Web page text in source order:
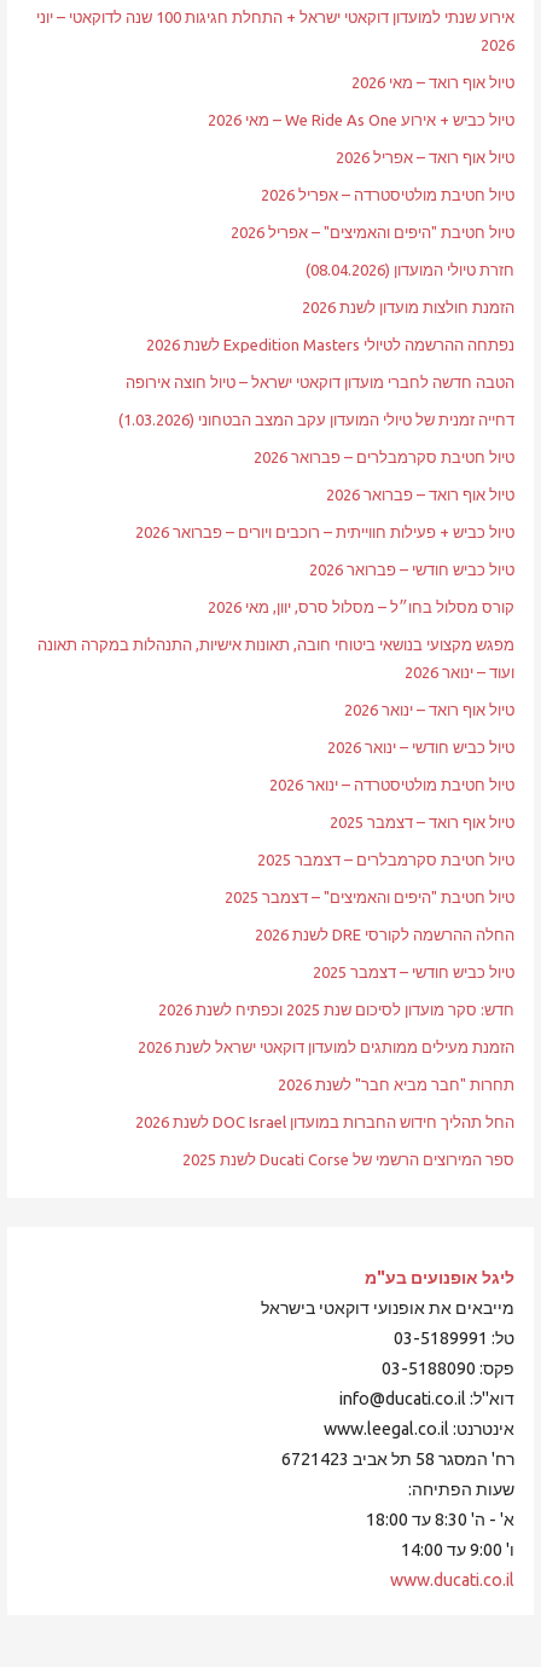
אירוע שנתי למועדון דוקאטי ישראל + התחלת חגיגות 100 שנה לדוקאטי – יוני
2026
טיול אוף רואד – מאי 2026
טיול כביש + אירוע We Ride As One – מאי 2026
טיול אוף רואד – אפריל 2026
טיול חטיבת מולטיסטרדה – אפריל 2026
טיול חטיבת "היפים והאמיצים" – אפריל 2026
חזרת טיולי המועדון (08.04.2026)
הזמנת חולצות מועדון לשנת 2026
נפתחה ההרשמה לטיולי Expedition Masters לשנת 2026
הטבה חדשה לחברי מועדון דוקאטי ישראל – טיול חוצה אירופה
דחייה זמנית של טיולי המועדון עקב המצב הבטחוני (1.03.2026)
טיול חטיבת סקרמבלרים – פברואר 2026
טיול אוף רואד – פברואר 2026
טיול כביש + פעילות חווייתית – רוכבים ויורים – פברואר 2026
טיול כביש חודשי – פברואר 2026
קורס מסלול בחו״ל – מסלול סרס, יוון, מאי 2026
מפגש מקצועי בנושאי ביטוחי חובה, תאונות אישיות, התנהלות במקרה תאונה
ועוד – ינואר 2026
טיול אוף רואד – ינואר 2026
טיול כביש חודשי – ינואר 2026
טיול חטיבת מולטיסטרדה – ינואר 2026
טיול אוף רואד – דצמבר 2025
טיול חטיבת סקרמבלרים – דצמבר 2025
טיול חטיבת "היפים והאמיצים" – דצמבר 2025
החלה ההרשמה לקורסי DRE לשנת 2026
טיול כביש חודשי – דצמבר 2025
חדש: סקר מועדון לסיכום שנת 2025 וכפתיח לשנת 2026
הזמנת מעילים ממותגים למועדון דוקאטי ישראל לשנת 2026
תחרות "חבר מביא חבר" לשנת 2026
החל תהליך חידוש החברות במועדון DOC Israel לשנת 2026
ספר המירוצים הרשמי של Ducati Corse לשנת 2025
ליגל אופנועים בע"מ
מייבאים את אופנועי דוקאטי בישראל
טל: 03-5189991
פקס: 03-5188090
דוא"ל: info@ducati.co.il
אינטרנט: www.leegal.co.il
רח' המסגר 58 תל אביב 6721423
שעות הפתיחה:
א' - ה' 8:30 עד 18:00
ו' 9:00 עד 14:00
www.ducati.co.il